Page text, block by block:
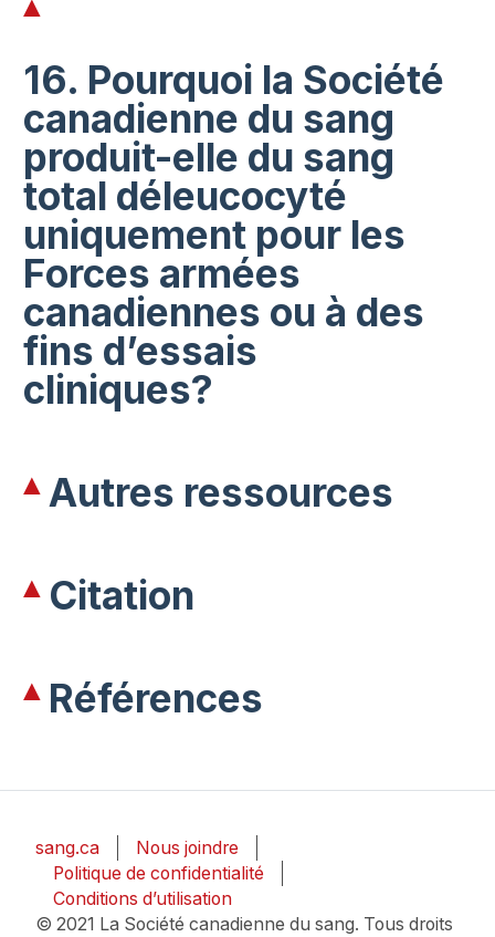
16. Pourquoi la Société
canadienne du sang
produit-elle du sang
total déleucocyté
uniquement pour les
Forces armées
canadiennes ou à des
fins d’essais
cliniques?
Autres ressources
Citation
Références
© 2021 La Société canadienne du sang. Tous droits
sang.ca
Nous joindre
Politique de confidentialité
Conditions d’utilisation